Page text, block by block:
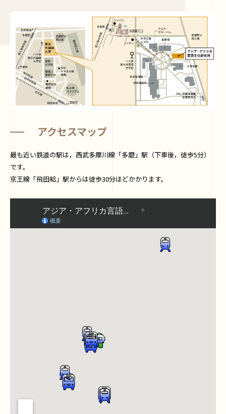
アクセスマップ
最も近い鉄道の駅は，西武多摩川線「多磨」駅（下車後，徒歩5分）
です。
京王線「飛田給」駅からは徒歩30分ほどかかります。